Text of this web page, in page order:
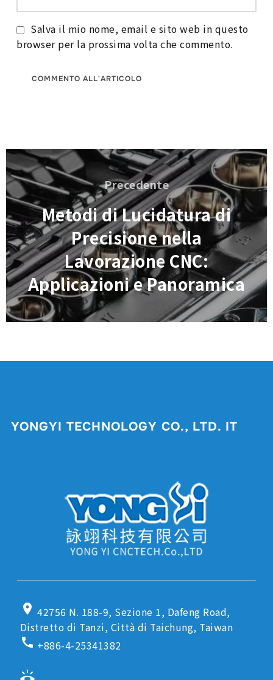
Salva il mio nome, email e sito web in questo
browser per la prossima volta che commento.
Navigazione
articoli
Precedente
Precedente
Metodi di Lucidatura di
Precisione nella
Lavorazione CNC:
Applicazioni e Panoramica
YONGYI TECHNOLOGY CO., LTD. IT
location_on 42756 N. 188-9, Sezione 1, Dafeng Road,
Distretto di Tanzi, Città di Taichung, Taiwan
call +886-4-25341382
ring_volume